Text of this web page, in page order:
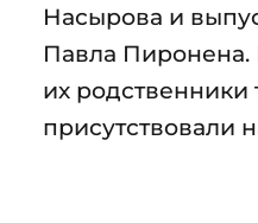
Насырова и
Павла Пиронена.
их родственники
присутствовали